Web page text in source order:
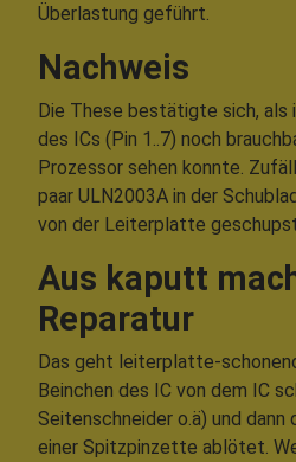
Überlastung geführt.
Nachweis
Die These bestätigte sich, als
des ICs (Pin 1..7) noch
Prozessor sehen konnte.
paar ULN2003A in der
von der Leiterplatte
Aus kaputt
Reparatur
Das geht leiterplatte-
Beinchen des IC von dem IC
Seitenschneider o.ä) und dann
einer Spitzpinzette ablötet.